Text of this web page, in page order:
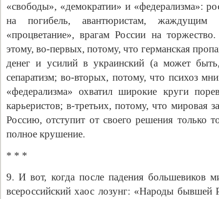
«свободы», «демократии» и «федерализма»:
на погибель, авантюристам, жаждущим
«процветание», врагам России на
этому, во-первых, потому, что германская
денег и усилий в украинский (а может
сепаратизм; во-вторых, потому, что психоз
«федерализма» охватил широкие круги
карьеристов; в-третьих, потому, что мировая
Россию, отступит от своего решения только
полное крушение.
* * *
9. И вот, когда после падения большевиков
всероссийский хаос лозунг: «Народы бывшей